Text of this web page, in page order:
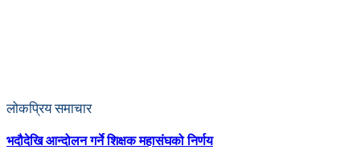
लोकप्रिय समाचार
भदौदेखि आन्दोलन गर्ने शिक्षक महासंघको निर्णय